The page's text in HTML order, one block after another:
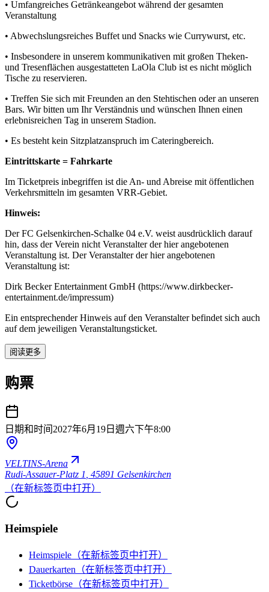
• Umfangreiches Getränkeangebot während der gesamten
Veranstaltung
• Abwechslungsreiches Buffet und Snacks wie Currywurst, etc.
• Insbesondere in unserem kommunikativen mit großen Theken-
und Tresenflächen ausgestatteten LaOla Club ist es nicht möglich
Tische zu reservieren.
• Treffen Sie sich mit Freunden an den Stehtischen oder an unseren
Bars. Wir bitten um Ihr Verständnis und wünschen Ihnen einen
erlebnisreichen Tag in unserem Stadion.
• Es besteht kein Sitzplatzanspruch im Cateringbereich.
Eintrittskarte = Fahrkarte
Im Ticketpreis inbegriffen ist die An- und Abreise mit öffentlichen
Verkehrsmitteln im gesamten VRR-Gebiet.
Hinweis:
Der FC Gelsenkirchen-Schalke 04 e.V. weist ausdrücklich darauf
hin, dass der Verein nicht Veranstalter der hier angebotenen
Veranstaltung ist. Der Veranstalter der hier angebotenen
Veranstaltung ist:
Dirk Becker Entertainment GmbH (https://www.dirkbecker-
entertainment.de/impressum)
Ein entsprechender Hinweis auf den Veranstalter befindet sich auch
auf dem jeweiligen Veranstaltungsticket.
阅读更多
购票
日期和时间 2027年6月19日週六下午8:00
VELTINS-Arena
Rudi-Assauer-Platz 1 45891 Gelsenkirchen
（在新标签页中打开）
Heimspiele
Heimspiele （在新标签页中打开）
Dauerkarten （在新标签页中打开）
Ticketbörse （在新标签页中打开）